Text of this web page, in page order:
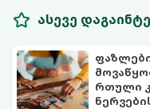
ასევე
რთული